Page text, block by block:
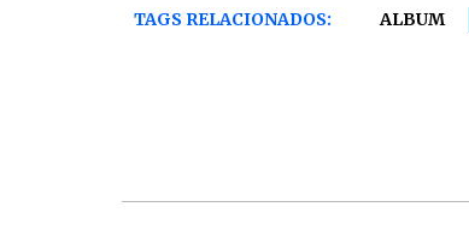
TAGS RELACIONADOS: ALBUM